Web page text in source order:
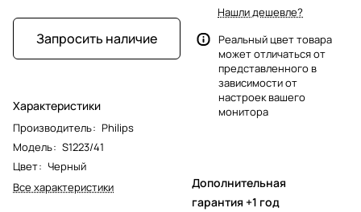
Запросить наличие
Характеристики
Производитель: Philips
Модель: S1223/41
Цвет: Черный
Все характеристики
Нашли дешевле?
Реальный цвет товара
может отличаться от
представленного в
зависимости от
настроек вашего
монитора
Дополнительная
гарантия +1 год